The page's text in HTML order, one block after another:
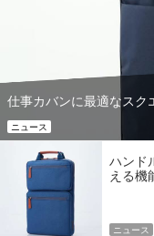
仕事カバンに最適なスク
ニュース
ハンド
える機
ニュース